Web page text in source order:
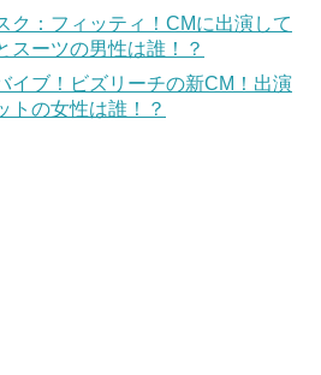
ク：フィッティ！CMに出演して
スーツの男性は誰！？
イブ！ビズリーチの新CM！出演
トの女性は誰！？